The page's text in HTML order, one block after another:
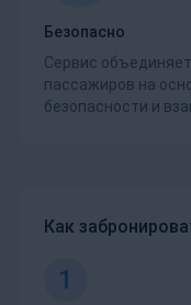
Безопасно
Сервис
пассажиров на
безопасности и
Как
1